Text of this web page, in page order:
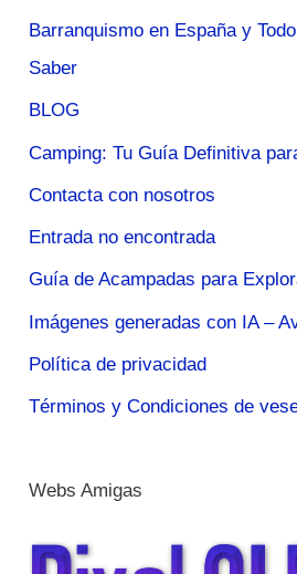
Barranquismo en España y
Saber
BLOG
Camping: Tu Guía Definitiva
Contacta con nosotros
Entrada no encontrada
Guía de Acampadas para
Imágenes generadas con IA –
Política de privacidad
Términos y Condiciones de
Webs Amigas